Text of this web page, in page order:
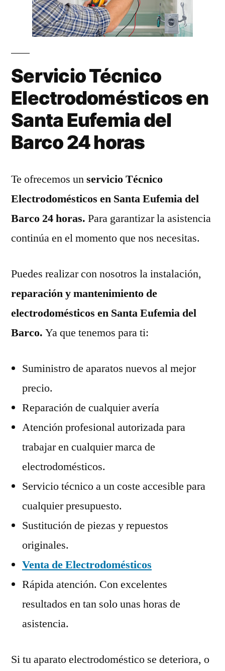
Servicio Técnico
Electrodomésticos en
Santa Eufemia del
Barco 24 horas
Te ofrecemos unservicio Técnico
Electrodomésticos en Santa Eufemia del
Barco 24 horas. Para garantizar la asistencia
continúa en el momento que nos necesitas.
Puedes realizar con nosotros la instalación,
reparación y mantenimiento de
electrodomésticos en Santa Eufemia del
Barco. Ya que tenemos para ti:
Suministro de aparatos nuevos al mejor
precio.
Reparación de cualquier avería
Atención profesional autorizada para
trabajar en cualquier marca de
electrodomésticos.
Servicio técnico a un coste accesible para
cualquier presupuesto.
Sustitución de piezas y repuestos
originales.
Venta de Electrodomésticos
Rápida atención. Con excelentes
resultados en tan solo unas horas de
asistencia.
Si tu aparato electrodoméstico se deteriora, o